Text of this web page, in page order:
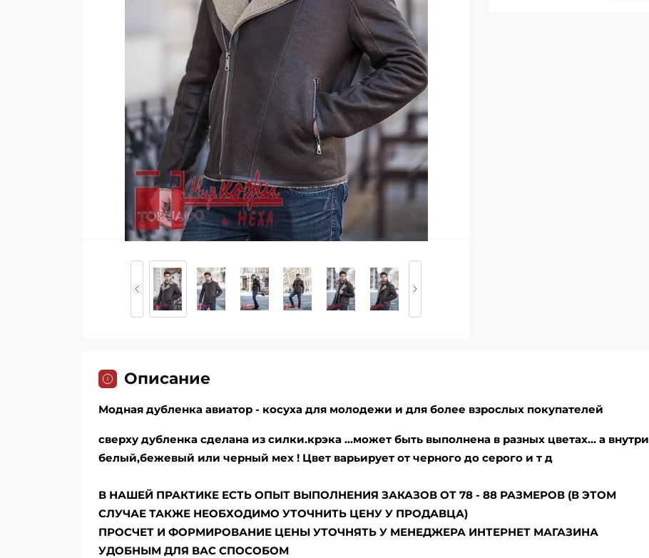
Описание
Модная дубленка авиатор - косуха для молодежи и для более взрослых покупателей
сверху дубленка сделана из силки.крэка ...может быть выполнена в разных цветах... а внутри
белый,бежевый или черный мех ! Цвет варьирует от черного до серого и т д
В НАШЕЙ ПРАКТИКЕ ЕСТЬ ОПЫТ ВЫПОЛНЕНИЯ ЗАКАЗОВ ОТ 78 - 88 РАЗМЕРОВ (В ЭТОМ
СЛУЧАЕ ТАКЖЕ НЕОБХОДИМО УТОЧНИТЬ ЦЕНУ У ПРОДАВЦА)
ПРОСЧЕТ И ФОРМИРОВАНИЕ ЦЕНЫ УТОЧНЯТЬ У МЕНЕДЖЕРА ИНТЕРНЕТ МАГАЗИНА
УДОБНЫМ ДЛЯ ВАС СПОСОБОМ